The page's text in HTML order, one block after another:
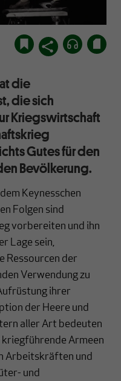
die
die sich
Kriegswirtschaft
Gutes für den
Bevölkerung.
Keynesschen
Folgen sind
vorbereiten und ihn
Lage sein,
der
Verwendung zu
ihrer
der Heere und
aller Art bedeuten
Armeen
Arbeitskräften und
und